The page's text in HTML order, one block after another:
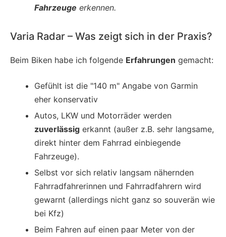
Fahrzeuge erkennen.
Varia Radar – Was zeigt sich in der Praxis?
Beim Biken habe ich folgende Erfahrungen gemacht:
Gefühlt ist die "140 m" Angabe von Garmin
eher konservativ
Autos, LKW und Motorräder werden
zuverlässig erkannt (außer z.B. sehr langsame,
direkt hinter dem Fahrrad einbiegende
Fahrzeuge).
Selbst vor sich relativ langsam nähernden
Fahrradfahrerinnen und Fahrradfahrern wird
gewarnt (allerdings nicht ganz so souverän wie
bei Kfz)
Beim Fahren auf einen paar Meter von der